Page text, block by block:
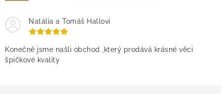
Natália a Tomáš Hallovi
Konečně jsme našli obchod ,který prodává krásné věci
špičkové kvality